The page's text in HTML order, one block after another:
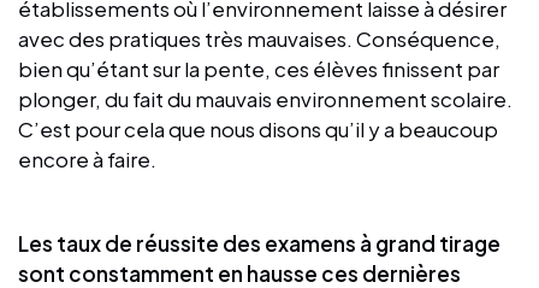
établissements où l’environnement laisse à désirer
avec des pratiques très mauvaises. Conséquence,
bien qu’étant sur la pente, ces élèves finissent par
plonger, du fait du mauvais environnement scolaire.
C’est pour cela que nous disons qu’il y a beaucoup
encore à faire.
Les taux de réussite des examens à grand tirage
sont constamment en hausse ces dernières